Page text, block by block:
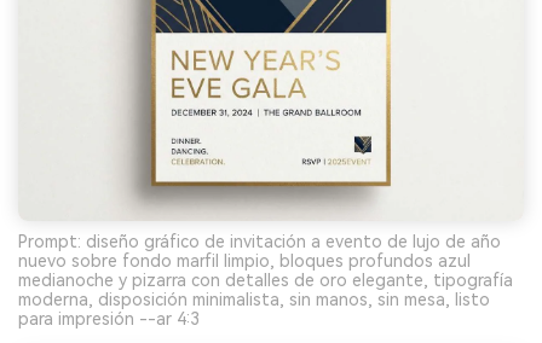
Prompt: diseño gráfico de invitación a evento de lujo de año
nuevo sobre fondo marfil limpio, bloques profundos azul
medianoche y pizarra con detalles de oro elegante, tipografía
moderna, disposición minimalista, sin manos, sin mesa, listo
para impresión --ar 4:3